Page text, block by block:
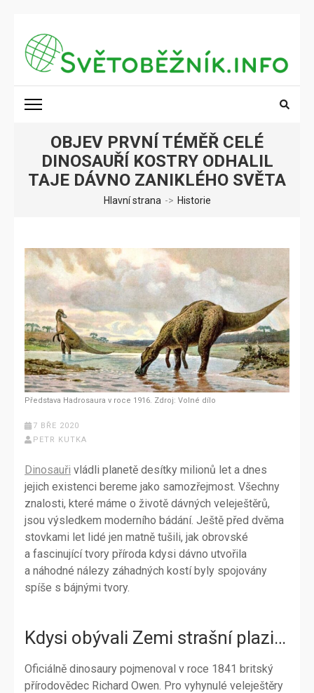
obsah
(stiskněte
Enter)
SVĚTOBĚŽNÍK.INFO
OBJEV PRVNÍ TÉMĚŘ CELÉ
DINOSAUŘÍ KOSTRY ODHALIL
TAJE DÁVNO ZANIKLÉHO SVĚTA
Hlavní strana -> Historie
Představa Hadrosaura v roce 1916. Zdroj: Volné dílo
7 BŘE 2020
PETR KUTKA
Dinosauři vládli planetě desítky milionů let a dnes
jejich existenci bereme jako samozřejmost. Všechny
znalosti, které máme o životě dávných veleještěrů,
jsou výsledkem moderního bádání. Ještě před dvěma
stovkami let lidé jen matně tušili, jak obrovské
a fascinující tvory příroda kdysi dávno utvořila
a náhodné nálezy záhadných kostí byly spojovány
spíše s bájnými tvory.
Kdysi obývali Zemi strašní plazi…
Oficiálně dinosaury pojmenoval v roce 1841 britský
přírodovědec Richard Owen. Pro vyhynulé veleještěry